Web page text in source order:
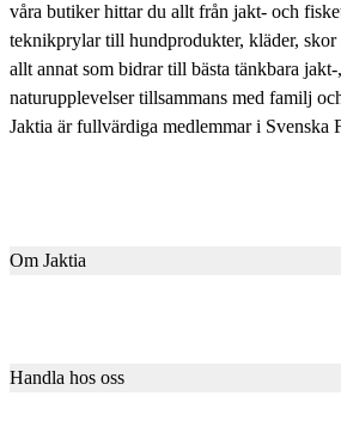
våra butiker hittar du allt från jakt- och
teknikprylar till hundprodukter, kläder, skor
allt annat som bidrar till bästa tänkbara
naturupplevelser tillsammans med familj
Jaktia är fullvärdiga medlemmar i Svenska
Om Jaktia
Karriär
Handla hos oss